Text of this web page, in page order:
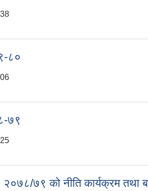
२०७९-८०
८०
२०७९-८०
७९
२०७८-७९
७९ को नीति कार्यक्रम तथा